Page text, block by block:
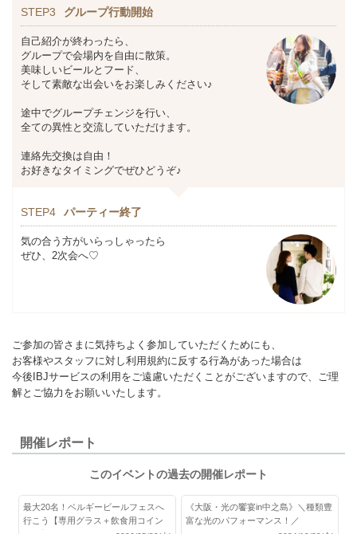
STEP3 グループ行動開始
自己紹介が終わったら、
グループで会場内を自由に散策。
美味しいビールとフード、
そして素敵な出会いをお楽しみください♪
途中でグループチェンジを行い、
全ての異性と交流していただけます。
連絡先交換は自由！
お好きなタイミングでぜひどうぞ♪
STEP4 パーティー終了
気の合う方がいらっしゃったら
ぜひ、2次会へ♡
ご参加の皆さまに気持ちよく参加していただくためにも、
お客様やスタッフに対し利用規約に反する行為があった場合は
今後IBJサービスの利用をご遠慮いただくことがございますので、ご理
解とご協力をお願いいたします。
開催レポート
このイベントの過去の開催レポート
最大20名！ベルギービールフェスへ
行こう【専用グラス＋飲食用コイン
《大阪・光の饗宴in中之島》＼種類豊
富な光のパフォーマンス！／